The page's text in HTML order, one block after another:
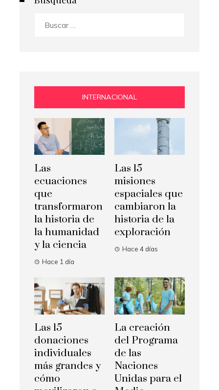
INTERNACIONAL
Las
ecuaciones
que
transformaron
la historia de
la humanidad
y la ciencia
Hace 1 día
Las 15
misiones
espaciales que
cambiaron la
historia de la
exploración
Hace 4 días
Las 15
donaciones
individuales
más grandes y
cómo
La creación
del Programa
de las
Naciones
Unidas para el